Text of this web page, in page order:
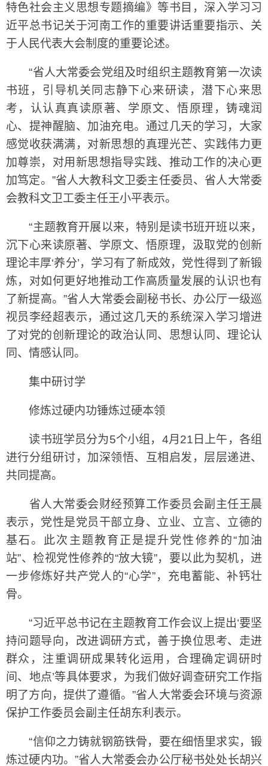
特色社会主义思想专题摘编》等书目，深入学习习
近平总书记关于河南工作的重要讲话重要指示、关
于人民代表大会制度的重要论述。
“省人大常委会党组及时组织主题教育第一次读
书班，引导机关同志静下心来研读，潜下心来思
考，认认真真读原著、学原文、悟原理，铸魂润
心、提神醒脑、加油充电。通过几天的学习，大家
感觉收获满满，对新思想的真理光芒、实践伟力更
加尊崇，对用新思想指导实践、推动工作的决心更
加笃定。”省人大教科文卫委主任委员、省人大常委
会教科文卫工委主任王小平表示。
“主题教育开展以来，特别是读书班开班以来，
沉下心来读原著、学原文、悟原理，汲取党的创新
理论丰厚‘养分’，学习有了新成效，党性得到了新锻
炼，对如何更好地推动工作高质量发展的认识也有
了新提高。”省人大常委会副秘书长、办公厅一级巡
视员李经超表示，通过这几天的系统深入学习增进
了对党的创新理论的政治认同、思想认同、理论认
同、情感认同。
集中研讨学
修炼过硬内功锤炼过硬本领
读书班学员分为5个小组，4月21日上午，各组
进行分组研讨，加深领悟、互相启发，层层递进、
共同提高。
省人大常委会财经预算工作委员会副主任王晨
表示，党性是党员干部立身、立业、立言、立德的
基石。此次主题教育正是提升党性修养的“加油
站”、检视党性修养的“放大镜”，要以此为契机，进
一步修炼好共产党人的“心学”，充电蓄能、补钙壮
骨。
“习近平总书记在主题教育工作会议上提出‘要坚
持问题导向，改进调研方式，善于换位思考、走进
群众，注重调研成果转化运用，合理确定调研时
间、地点’等具体要求，为我们做好调查研究工作指
明了方向，提供了遵循。”省人大常委会环境与资源
保护工作委员会副主任胡东利表示。
“信仰之力铸就钢筋铁骨，要在细悟里求实，锻
炼过硬内功。”省人大常委会办公厅秘书处处长胡兴